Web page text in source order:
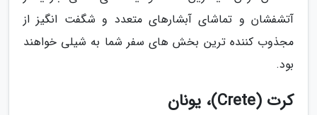
آتشفشان و تماشای آبشارهای متعدد و شگفت انگیز از
مجذوب کننده ترین بخش های سفر شما به شیلی خواهند
بود.
کرت (Crete)، یونان